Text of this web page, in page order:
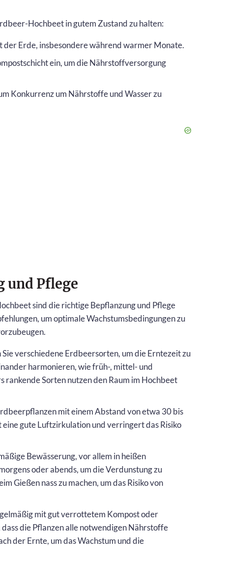
Hochbeet in gutem Zustand zu halten:
Erde, insbesondere während warmer Monate.
ein, um die Nährstoffversorgung
Konkurrenz um Nährstoffe und Wasser zu
und Pflege
sind die richtige Bepflanzung und Pflege
um optimale Wachstumsbedingungen zu
verschiedene Erdbeersorten, um die Erntezeit zu
harmonieren, wie früh-, mittel- und
rankende Sorten nutzen den Raum im Hochbeet
mit einem Abstand von etwa 30 bis
gute Luftzirkulation und verringert das Risiko
Bewässerung, vor allem in heißen
oder abends, um die Verdunstung zu
Gießen nass zu machen, um das Risiko von
mit gut verrottetem Kompost oder
die Pflanzen alle notwendigen Nährstoffe
der Ernte, um das Wachstum und die